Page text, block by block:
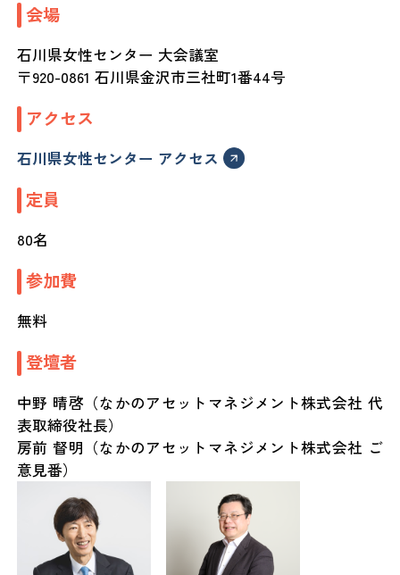
会場
石川県女性センター 大会議室
〒920-0861 石川県金沢市三社町1番44号
アクセス
石川県女性センター アクセス
定員
80名
参加費
無料
登壇者
中野 晴啓（なかのアセットマネジメント株式会社 代
表取締役社長）
房前 督明（なかのアセットマネジメント株式会社 ご
意見番）